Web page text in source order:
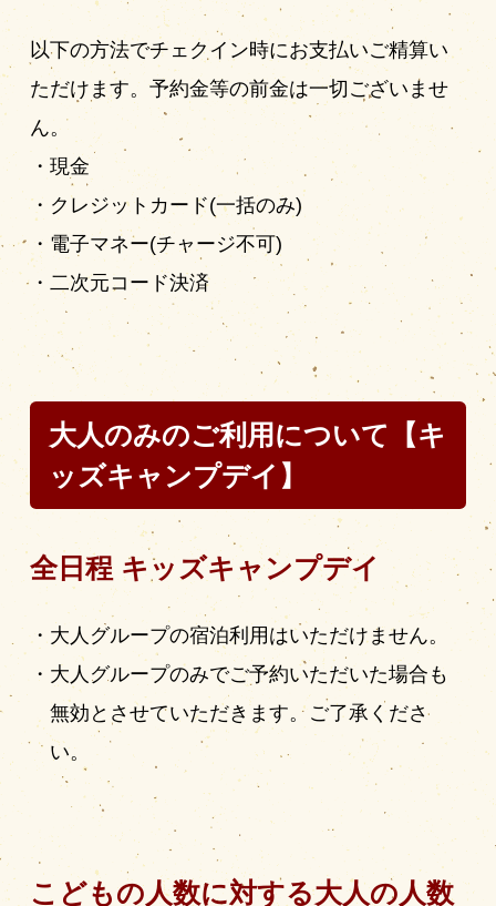
以下の方法でチェクイン時にお支払いご精算い
ただけます。予約金等の前金は一切ございませ
ん。
現金
クレジットカード(一括のみ)
電子マネー(チャージ不可)
二次元コード決済
大人のみのご利用について【キ
ッズキャンプデイ】
全日程 キッズキャンプデイ
大人グループの宿泊利用はいただけません。
大人グループのみでご予約いただいた場合も
無効とさせていただきます。ご了承くださ
い。
こどもの人数に対する大人の人数